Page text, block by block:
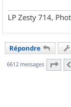
LP Zesty 714,
Répondre
6612 messages Page